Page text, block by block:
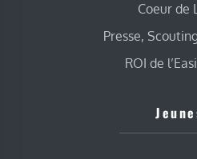
Coeur de
Presse,
ROI de